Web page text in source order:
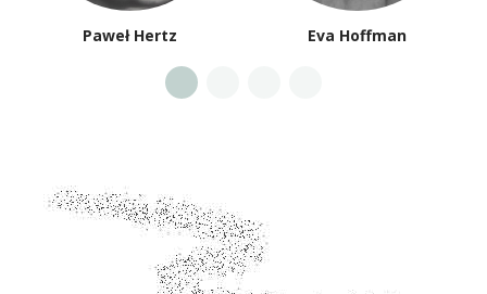
Paweł Hertz Eva Hoffman